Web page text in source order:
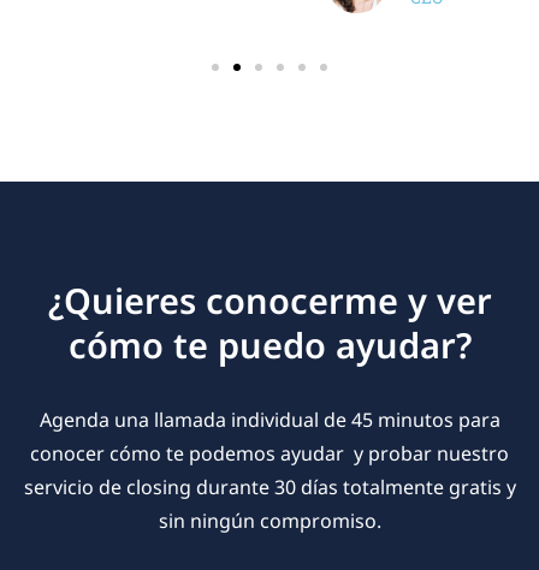
¿Quieres conocerme y ver
cómo te puedo ayudar?
Agenda una llamada individual de 45 minutos para
conocer cómo te podemos ayudar y probar nuestro
servicio de closing durante 30 días totalmente gratis y
sin ningún compromiso.